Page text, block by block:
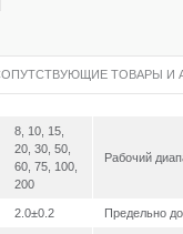
ТОВАРЫ И
8, 10, 15,
20, 30, 50,
60, 75, 100,
200
Рабочий
2.0±0.2 Предельно